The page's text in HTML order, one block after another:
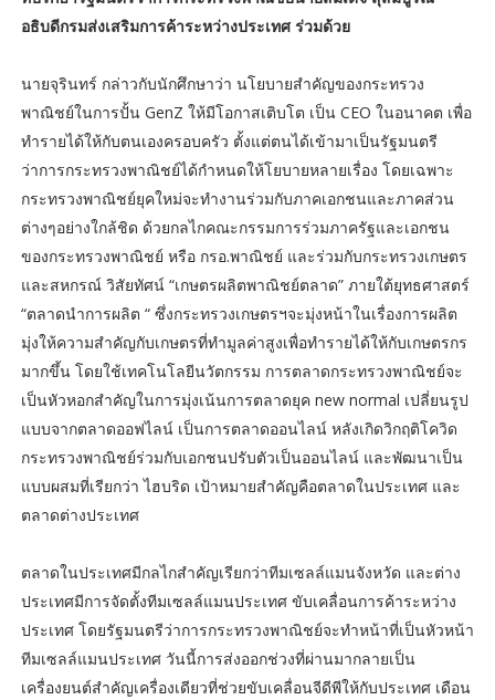
อธิบดีกรมส่งเสริมการค้าระหว่างประเทศ ร่วมด้วย
นายจุรินทร์ กล่าวกับนักศึกษาว่า นโยบายสำคัญของกระทรวง
พาณิชย์ในการปั้น GenZ ให้มีโอกาสเติบโต เป็น CEO ในอนาคต เพื่อ
ทำรายได้ให้กับตนเองครอบครัว ตั้งแต่ตนได้เข้ามาเป็นรัฐมนตรี
ว่าการกระทรวงพาณิชย์ได้กำหนดให้โยบายหลายเรื่อง โดยเฉพาะ
กระทรวงพาณิชย์ยุคใหม่จะทำงานร่วมกับภาคเอกชนและภาคส่วน
ต่างๆอย่างใกล้ชิด ด้วยกลไกคณะกรรมการร่วมภาครัฐและเอกชน
ของกระทรวงพาณิชย์ หรือ กรอ.พาณิชย์ และร่วมกับกระทรวงเกษตร
และสหกรณ์ วิสัยทัศน์ “เกษตรผลิตพาณิชย์ตลาด” ภายใต้ยุทธศาสตร์
“ตลาดนำการผลิต “ ซึ่งกระทรวงเกษตรฯจะมุ่งหน้าในเรื่องการผลิต
มุ่งให้ความสำคัญกับเกษตรที่ทำมูลค่าสูงเพื่อทำรายได้ให้กับเกษตรกร
มากขึ้น โดยใช้เทคโนโลยีนวัตกรรม การตลาดกระทรวงพาณิชย์จะ
เป็นหัวหอกสำคัญในการมุ่งเน้นการตลาดยุค new normal เปลี่ยนรูป
แบบจากตลาดออฟไลน์ เป็นการตลาดออนไลน์ หลังเกิดวิกฤติโควิด
กระทรวงพาณิชย์ร่วมกับเอกชนปรับตัวเป็นออนไลน์ และพัฒนาเป็น
แบบผสมที่เรียกว่า ไฮบริด เป้าหมายสำคัญคือตลาดในประเทศ และ
ตลาดต่างประเทศ
ตลาดในประเทศมีกลไกสำคัญเรียกว่าทีมเซลล์แมนจังหวัด และต่าง
ประเทศมีการจัดตั้งทีมเซลล์แมนประเทศ ขับเคลื่อนการค้าระหว่าง
ประเทศ โดยรัฐมนตรีว่าการกระทรวงพาณิชย์จะทำหน้าที่เป็นหัวหน้า
ทีมเซลล์แมนประเทศ วันนี้การส่งออกช่วงที่ผ่านมากลายเป็น
เครื่องยนต์สำคัญเครื่องเดียวที่ช่วยขับเคลื่อนจีดีพีให้กับประเทศ เดือน